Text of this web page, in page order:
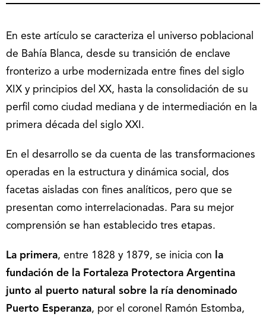
En este artículo se caracteriza el universo poblacional
de Bahía Blanca, desde su transición de enclave
fronterizo a urbe modernizada entre fines del siglo
XIX y principios del XX, hasta la consolidación de su
perfil como ciudad mediana y de intermediación en la
primera década del siglo XXI.
En el desarrollo se da cuenta de las transformaciones
operadas en la estructura y dinámica social, dos
facetas aisladas con fines analíticos, pero que se
presentan como interrelacionadas. Para su mejor
comprensión se han establecido tres etapas.
La primera, entre 1828 y 1879, se inicia con
la
fundación de la Fortaleza Protectora Argentina
junto al puerto natural sobre la ría denominado
Puerto Esperanza, por el coronel Ramón Estomba,